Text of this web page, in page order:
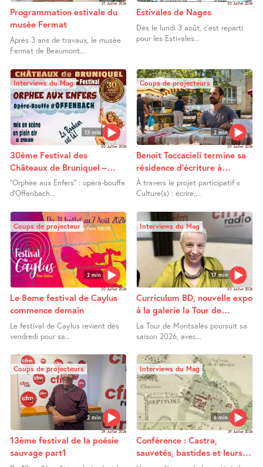
31 Juillet 2026
Programmation estivale du
musée Fermat
Après 3 ans de travaux, le musée
Fermat de Beaumont...
30 Juillet 2026
Estivales de Nages
Dès le lundi 3 août, c’est reparti
pour les Estivales...
13 min
Interviews du Mag
30 Juillet 2026
30ème Festival des
Châteaux de Bruniquel –
Orphée aux Enfers
"Orphée aux Enfers" : opéra-bouffe
d’Offenbach...
2 min
Coups de projecteurs
30 Juillet 2026
Benoit Toccacieli termine sa
résidence d’écriture à
Lafrançaise
À travers le projet participatif «
Culture(s) : écrire,...
2 min
Coups de projecteur
30 Juillet 2026
Le 8eme festival de Caylus
commence demain
Le festival de Caylus revient dès
vendredi pour sa...
17 min
Interviews du Mag
30 Juillet 2026
Curriculum BD, nouvelle expo
à la galerie la Tour de
Montsalès
La Tour de Montsalès poursuit sa
saison 2026, avec...
2 min
Coups de projecteurs
29 Juillet 2026
13ème festival de la poésie
sauvage part1
6 min
Interviews du Mag
29 Juillet 2026
Conférence : Castra,
sauvetés, bastides et leurs